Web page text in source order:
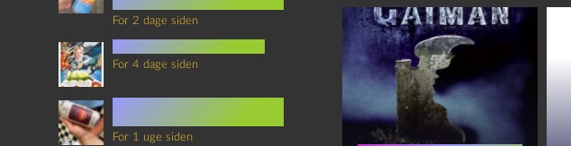
For 2 dage siden
For 4 dage siden
For 1 uge siden